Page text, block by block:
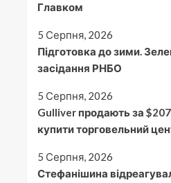
Главком
5 Серпня, 2026
Підготовка до зими.
засідання РНБО
5 Серпня, 2026
Gulliver продають за
купити торговельний
5 Серпня, 2026
Стефанішина